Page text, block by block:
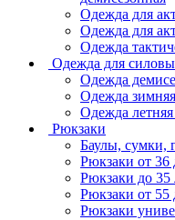
Одежда для
Одежда для
Одежда
Одежда для
Одежда
Одежда
Одежда
Рюкзаки
Баулы, сумки,
Рюкзаки от 36
Рюкзаки до 35
Рюкзаки от 55
Рюкзаки